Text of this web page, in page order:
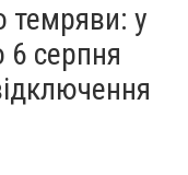
темряви: у
6 серпня